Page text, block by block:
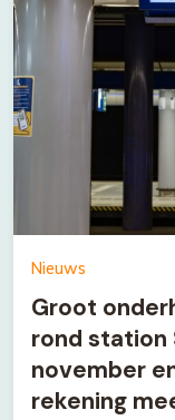
Nieuws
Groot
rond station
november
rekening